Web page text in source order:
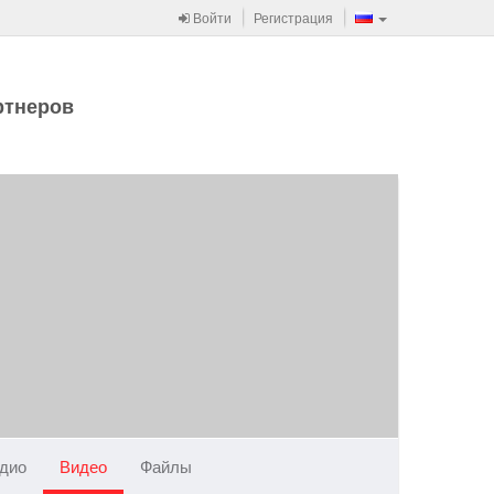
Войти Регистрация
Видео Файлы